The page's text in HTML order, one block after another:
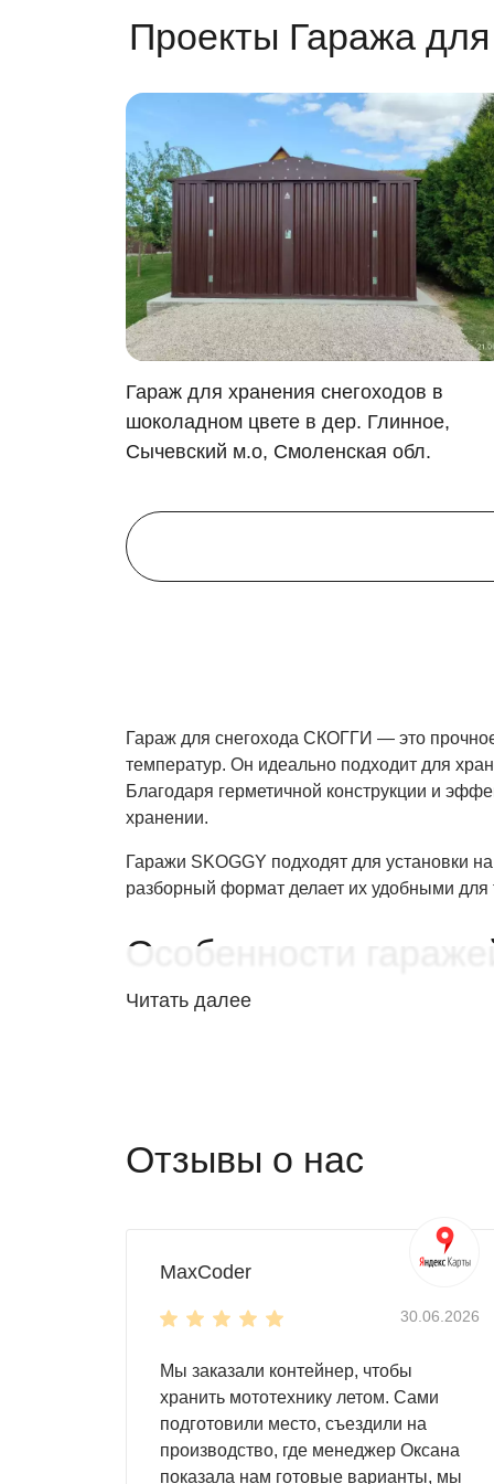
Проекты Гаража
Гараж для хранения снегоходов в
шоколадном цвете в дер. Глинное,
Сычевский м.о, Смоленская обл.
Гараж для снегохода СКОГГИ — это
температур. Он идеально подходит для
Благодаря герметичной конструкции и
хранении.
Гаражи SKOGGY подходят для установки
разборный формат делает их удобными для
Особенности
Установка без фундамента
Что поместится
Гараж SKOGGY для снегохода — не
пространства установите стеллажи,
Как купить гараж
Читать далее
Отзывы о нас
MaxCoder
30.06.2026
Мы заказали контейнер, чтобы
хранить мототехнику летом. Сами
подготовили место, съездили на
производство, где менеджер Оксана
показала нам готовые варианты, мы